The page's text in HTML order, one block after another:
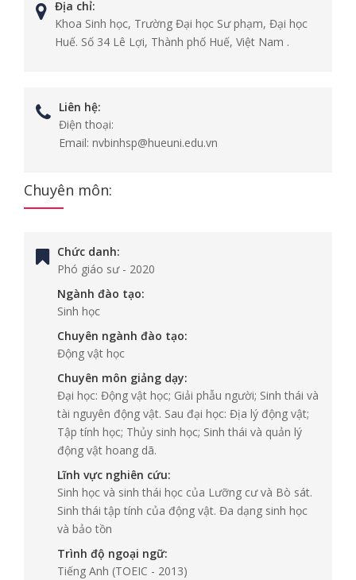
Địa chỉ:
Khoa Sinh học, Trường Đại học Sư phạm, Đại học
Huế. Số 34 Lê Lợi, Thành phố Huế, Việt Nam .
Liên hệ:
Điện thoại:
Email: nvbinhsp@hueuni.edu.vn
Chuyên môn:
Chức danh:
Phó giáo sư- 2020
Ngành đào tạo:
Sinh học
Chuyên ngành đào tạo:
Động vật học
Chuyên môn giảng dạy:
Đại học: Động vật học; Giải phẫu người; Sinh thái và
tài nguyên động vật. Sau đại học: Địa lý động vật;
Tập tính học; Thủy sinh học; Sinh thái và quản lý
động vật hoang dã.
Lĩnh vực nghiên cứu:
Sinh học và sinh thái học của Lưỡng cư và Bò sát.
Sinh thái tập tính của động vật. Đa dạng sinh học
và bảo tồn
Trình độ ngoại ngữ:
Tiếng Anh (TOEIC - 2013)